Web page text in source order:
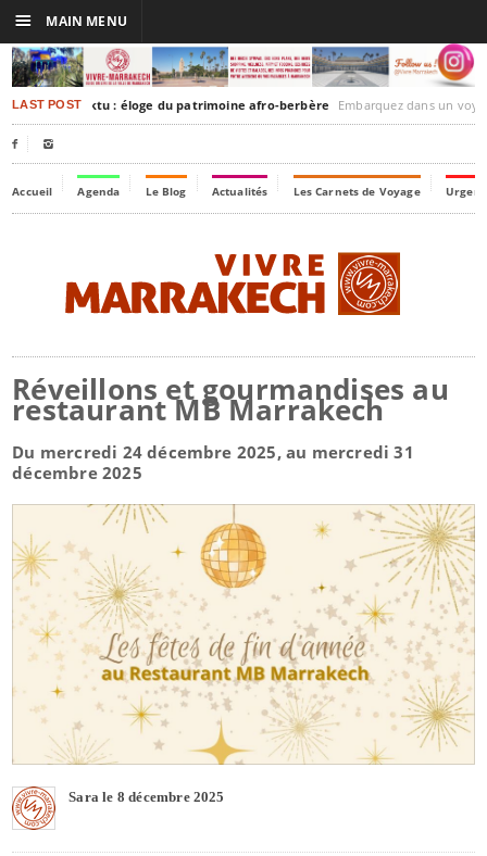
LAST POST
Timbuktu : éloge du patrimoine afro-berbère Embarquez dans un voyage culturel dans le
 
Accueil Agenda Le Blog Actualités Les Carnets de Voyage
Réveillons et gourmandises au
restaurant MB Marrakech
Du mercredi 24 décembre 2025, au mercredi 31
décembre 2025
Sara le 8 décembre 2025
☰ MAIN MENU